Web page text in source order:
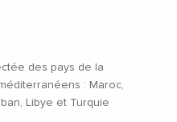
des pays de la
: Maroc,
Libye et Turquie